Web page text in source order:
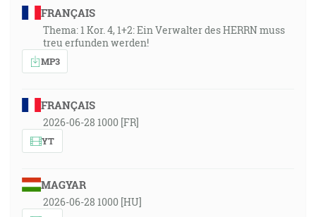
FRANÇAIS
Thema: 1 Kor. 4, 1+2: Ein Verwalter des HERRN muss
treu erfunden werden!
MP3
FRANÇAIS
2026-06-28 1000 [FR]
YT
MAGYAR
2026-06-28 1000 [HU]